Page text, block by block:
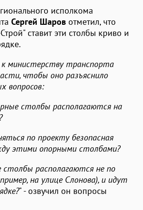
исполкома
Сергей Шаров отметил, что
ставит эти столбы криво и
министерству транспорта
чтобы оно разъяснило
вопросов:
столбы располагаются на
по проекту безопасная
этими опорными столбами?
столбы располагаются не по
на улице Слонова), и идут
" - озвучил он вопросы